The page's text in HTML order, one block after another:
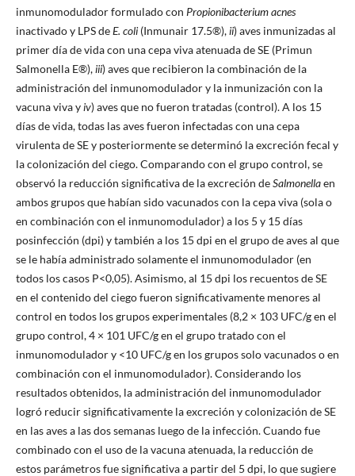
inmunomodulador formulado con Propionibacterium acnes
inactivado y LPS deE. coli(Inmunair 17.5®),ii) aves inmunizadas al
primer día de vida con una cepa viva atenuada de SE (Primun
Salmonella E®),iii) aves que recibieron la combinación de la
administración del inmunomodulador y la inmunización con la
vacuna viva yiv) aves que no fueron tratadas (control). A los 15
días de vida, todas las aves fueron infectadas con una cepa
virulenta de SE y posteriormente se determinó la excreción fecal y
la colonización del ciego. Comparando con el grupo control, se
observó la reducción significativa de la excreción deSalmonellaen
ambos grupos que habían sido vacunados con la cepa viva (sola o
en combinación con el inmunomodulador) a los 5 y 15 días
posinfección (dpi) y también a los 15 dpi en el grupo de aves al que
se le había administrado solamente el inmunomodulador (en
todos los casos P<0,05). Asimismo, al 15 dpi los recuentos de SE
en el contenido del ciego fueron significativamente menores al
control en todos los grupos experimentales (8,2 × 103 UFC/g en el
grupo control, 4 × 101 UFC/g en el grupo tratado con el
inmunomodulador y <10 UFC/g en los grupos solo vacunados o en
combinación con el inmunomodulador). Considerando los
resultados obtenidos, la administración del inmunomodulador
logró reducir significativamente la excreción y colonización de SE
en las aves a las dos semanas luego de la infección. Cuando fue
combinado con el uso de la vacuna atenuada, la reducción de
estos parámetros fue significativa a partir del 5 dpi, lo que sugiere